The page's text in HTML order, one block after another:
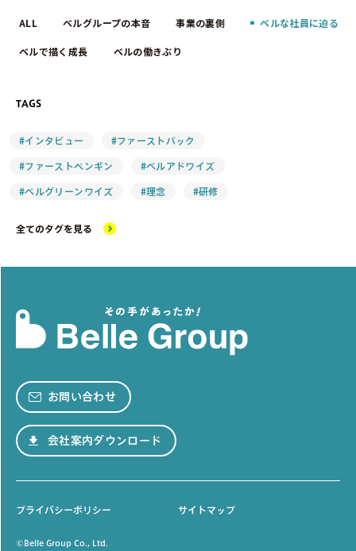
ALL ベルグループの本音 事業の裏側 ベルな社員に迫る
ベルで描く成長 ベルの働きぶり
TAGS
#インタビュー #ファーストパック
#ファーストペンギン #ベルアドワイズ
#ベルグリーンワイズ #理念 #研修
全てのタグを見る
お問い合わせ
会社案内ダウンロード
プライバシーポリシー サイトマップ
©Belle Group Co., Ltd.